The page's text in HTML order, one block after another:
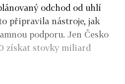
odchod od uhlí
připravila nástroje, jak
podporu. Jen Česko
získat stovky miliard